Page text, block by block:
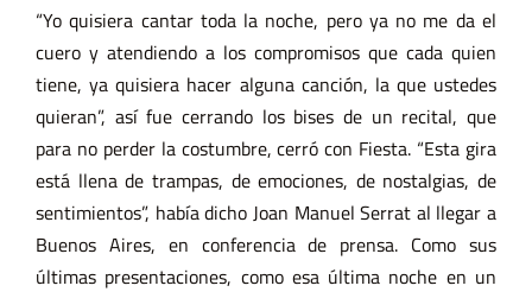
“Yo quisiera cantar toda la noche, pero ya no me da el
cuero y atendiendo a los compromisos que cada quien
tiene, ya quisiera hacer alguna canción, la que ustedes
quieran”, así fue cerrando los bises de un recital, que
para no perder la costumbre, cerró con Fiesta. “Esta gira
está llena de trampas, de emociones, de nostalgias, de
sentimientos”, había dicho Joan Manuel Serrat al llegar a
Buenos Aires, en conferencia de prensa. Como sus
últimas presentaciones, como esa última noche en un